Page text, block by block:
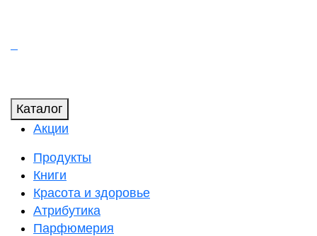
Каталог
Акции
Продукты
Книги
Красота и здоровье
Атрибутика
Парфюмерия